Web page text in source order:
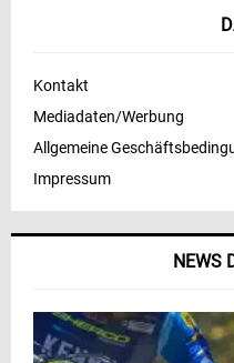
NEWS
Kontakt
Mediadaten/Werbung
Allgemeine
Impressum